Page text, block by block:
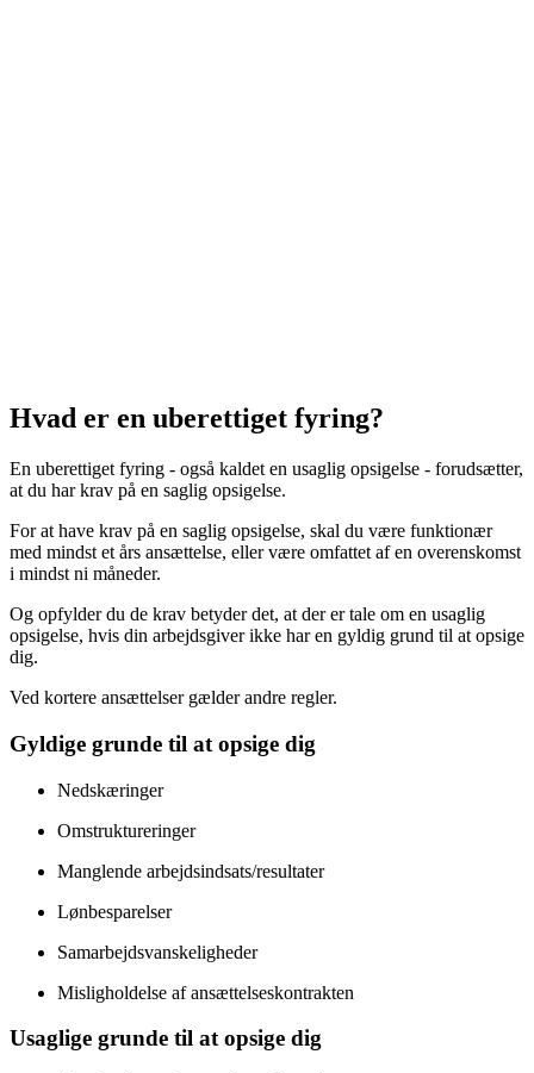
Hvad er en uberettiget fyring?
En uberettiget fyring - også kaldet en usaglig opsigelse - forudsætter,
at du har krav på en saglig opsigelse.
For at have krav på en saglig opsigelse, skal du være funktionær
med mindst et års ansættelse, eller være omfattet af en overenskomst
i mindst ni måneder.
Og opfylder du de krav betyder det, at der er tale om en usaglig
opsigelse, hvis din arbejdsgiver ikke har en gyldig grund til at opsige
dig.
Ved kortere ansættelser gælder andre regler.
Gyldige grunde til at opsige dig
Nedskæringer
Omstruktureringer
Manglende arbejdsindsats/resultater
Lønbesparelser
Samarbejdsvanskeligheder
Misligholdelse af ansættelseskontrakten
Usaglige grunde til at opsige dig